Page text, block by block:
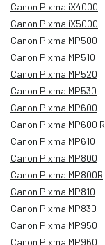
Canon Pixma iX4000
Canon Pixma iX5000
Canon Pixma MP500
Canon Pixma MP510
Canon Pixma MP520
Canon Pixma MP530
Canon Pixma MP600
Canon Pixma MP600 R
Canon Pixma MP610
Canon Pixma MP800
Canon Pixma MP800R
Canon Pixma MP810
Canon Pixma MP830
Canon Pixma MP950
Canon Pixma MP960